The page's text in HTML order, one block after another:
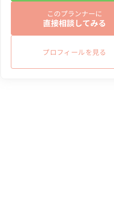
このプランナーに
直接相談してみる
プロフィールを見る